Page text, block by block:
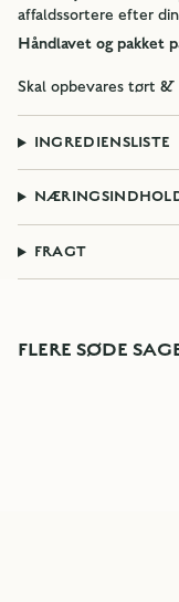
affaldssortere efter
Håndlavet og pakket
Skal opbevares tørt &
INGREDIENSLISTE
FRAGT
FLERE SØDE